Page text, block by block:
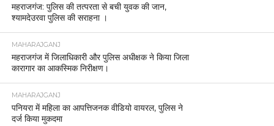
महराजगंज: पुलिस की तत्परता से बची युवक की जान,
श्यामदेउरवा पुलिस की सराहना ।
MAHARAJGANJ
महराजगंज में जिलाधिकारी और पुलिस अधीक्षक ने किया जिला
कारागार का आकस्मिक निरीक्षण।
MAHARAJGANJ
पनियरा में महिला का आपत्तिजनक वीडियो वायरल, पुलिस ने
दर्ज किया मुकदमा